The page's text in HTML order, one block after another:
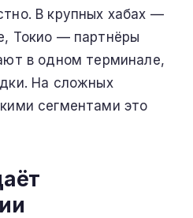
В крупных хабах —
Токио — партнёры
в одном терминале,
На сложных
сегментами это